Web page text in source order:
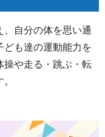
自分の体を思い通
ども達の運動能力を
操や走る・跳ぶ・転